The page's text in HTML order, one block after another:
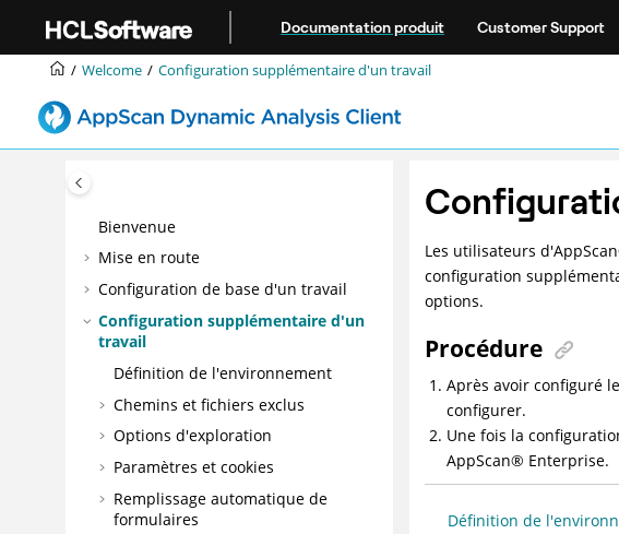
Documentation produit Customer Support
Welcome Configuration supplémentaire d'un travail
Bienvenue
Mise en route
Configuration de base d'un travail
Configuration supplémentaire d'un
travail
Définition de l'environnement
Chemins et fichiers exclus
Options d'exploration
Paramètres et cookies
Remplissage automatique de
formulaires
Les utilisateurs d'AppScan
configuration
options.
Procédure
Après avoir configuré
configurer.
Une fois la
AppScan® Enterprise.
Définition de